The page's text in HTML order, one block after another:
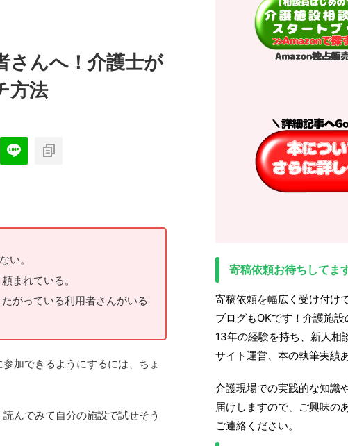
さんへ！介護士が
方法
い。
まれている。
がっている利用者さんがいる
加できるようにするには、ちょ
んでみて自分の施設で試せそう
寄稿依頼お待ちしてま
寄稿依頼を幅広く受け付け
ブログもOKです！介護施設
13年の経験を持ち、新人相
サイト運営、本の執筆実績あ
介護現場での実践的な知識
届けしますので、ご興味の
ご連絡ください。